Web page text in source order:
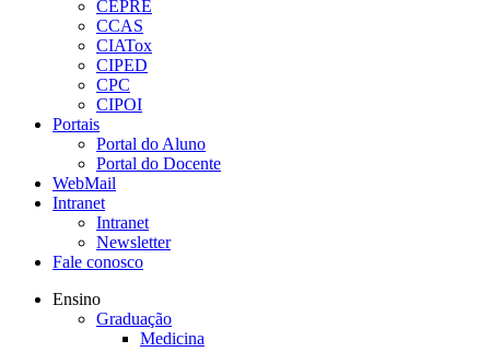
CEPRE
CCAS
CIATox
CIPED
CPC
CIPOI
Portais
Portal do Aluno
Portal do Docente
WebMail
Intranet
Intranet
Newsletter
Fale conosco
Ensino
Graduação
Medicina